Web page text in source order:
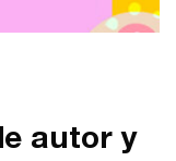
autor y